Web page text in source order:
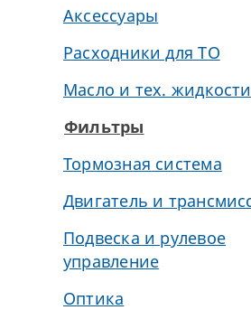
Аксессуары
Расходники для ТО
Масло и тех. жидкости
Фильтры
Тормозная система
Двигатель и
Подвеска и рулевое
управление
Оптика